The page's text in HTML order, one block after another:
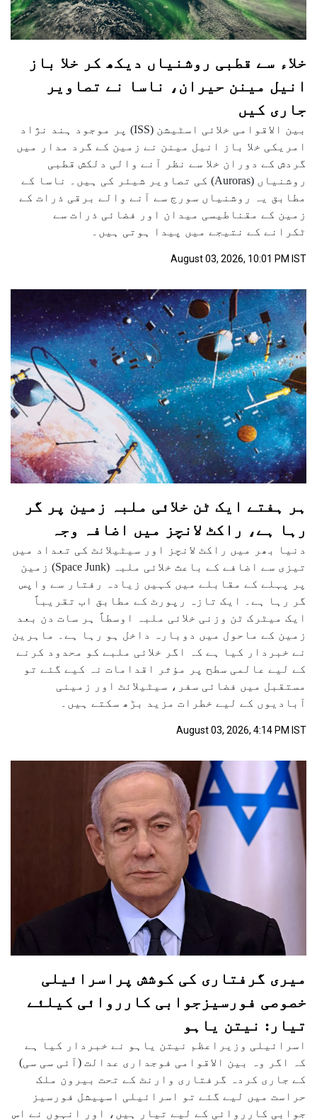
خلاء سے قطبی روشنیاں دیکھ کر خلا باز
انیل مینن حیران، ناسا نے تصاویر
جاری کیں
بین الاقوامی خلائی اسٹیشن (ISS) پر موجود ہند نژاد
امریکی خلا باز انیل مینن نے زمین کے گرد مدار میں
گردش کے دوران خلا سے نظر آنے والی دلکش قطبی
روشنیاں (Auroras) کی تصاویر شیئر کی ہیں۔ ناسا کے
مطابق یہ روشنیاں سورج سے آنے والے برقی ذرات کے
زمین کے مقناطیسی میدان اور فضائی ذرات سے
ٹکرانے کے نتیجے میں پیدا ہوتی ہیں۔
August 03, 2026, 10:01 PM IST
ہر ہفتے ایک ٹن خلائی ملبہ زمین پر گر
رہا ہے، راکٹ لانچز میں اضافہ وجہ
دنیا بھر میں راکٹ لانچز اور سیٹیلائٹ کی تعداد میں
تیزی سے اضافے کے باعث خلائی ملبہ (Space Junk) زمین
پر پہلے کے مقابلے میں کہیں زیادہ رفتار سے واپس
گر رہا ہے۔ ایک تازہ رپورٹ کے مطابق اب تقریباً
ایک میٹرک ٹن وزنی خلائی ملبہ اوسطاً ہر سات دن بعد
زمین کے ماحول میں دوبارہ داخل ہو رہا ہے۔ ماہرین
نے خبردار کیا ہے کہ اگر خلائی ملبے کو محدود کرنے
کے لیے عالمی سطح پر مؤثر اقدامات نہ کیے گئے تو
مستقبل میں فضائی سفر، سیٹیلائٹ اور زمینی
آبادیوں کے لیے خطرات مزید بڑھ سکتے ہیں۔
August 03, 2026, 4:14 PM IST
میری گرفتاری کی کوشش پراسرائیلی
خصوصی فورسیزجوابی کارروائی کیلئے
تیار: نیتن یاہو
اسرائیلی وزیراعظم نیتن یاہو نے خبردار کیا ہے
کہ اگر وہ بین الاقوامی فوجداری عدالت (آئی سی سی)
کے جاری کردہ گرفتاری وارنٹ کے تحت بیرون ملک
حراست میں لیے گئے تو اسرائیلی اسپیشل فورسیز
جوابی کارروائی کے لیے تیار ہیں، اور انہوں نے اس